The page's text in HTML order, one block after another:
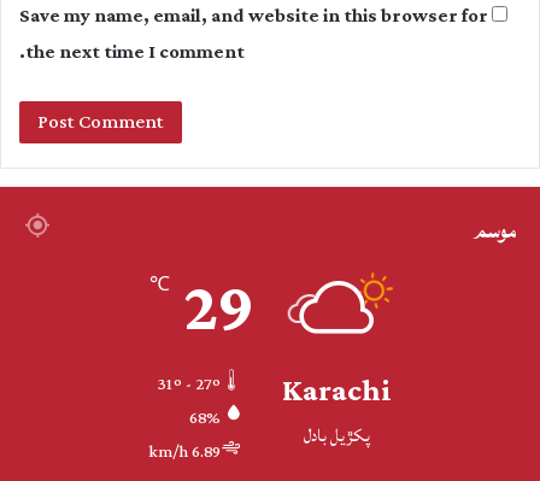
Save my name, email, and website in this browser for
the next time I comment.
موسم
Karachi
پکڙيل بادل
29
℃
68%
6.89 km/h